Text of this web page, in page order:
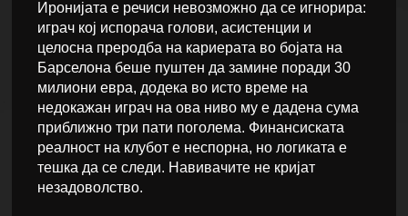
Иронијата е речиси невозможно да се игнорира:
играч кој испорача голови, асистенции и
целосна преродба на кариерата во бојата на
Барселона беше пуштен да замине поради 30
милиони евра, додека во исто време на
недокажан играч на ова ниво му е дадена сума
приближно три пати поголема. Финансиската
реалност на клубот е неспорна, но логиката е
тешка да се следи. Навивачите не кријат
незадоволство.